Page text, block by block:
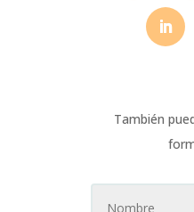
También